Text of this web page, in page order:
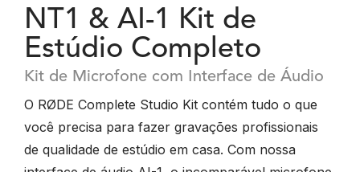
NT1 & AI-1 Kit de
Estúdio Completo
Kit de Microfone com Interface de Áudio
O RØDE Complete Studio Kit contém tudo o que
você precisa para fazer gravações profissionais
de qualidade de estúdio em casa. Com nossa